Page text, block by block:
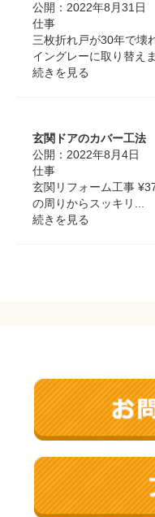
公開： 2022年8月31日
仕事
三枚折れ戸が30年で壊
イングレーに取り替え
続きを見る
玄関ドアのカバー工法
公開： 2022年8月4日
仕事
玄関リフォーム工事
の周りからスッキリ...
続きを見る